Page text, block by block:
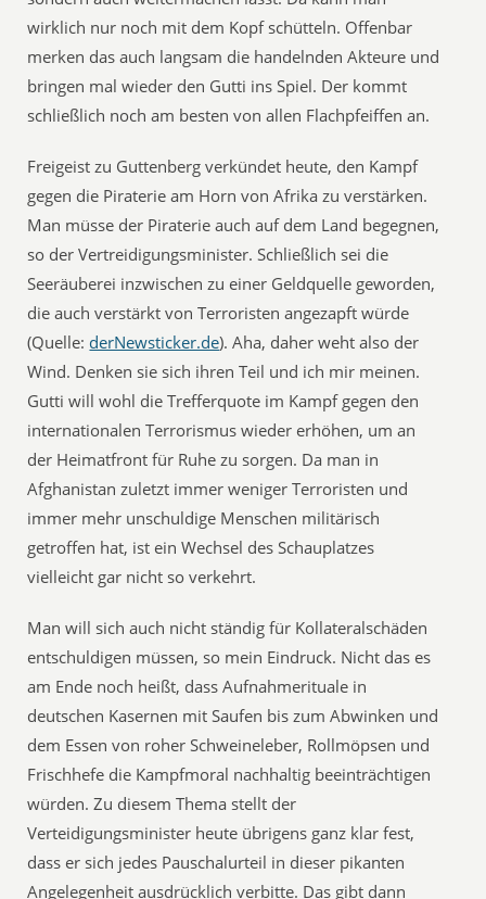
wirklich nur noch mit dem Kopf schütteln. Offenbar
merken das auch langsam die handelnden Akteure und
bringen mal wieder den Gutti ins Spiel. Der kommt
schließlich noch am besten von allen Flachpfeiffen an.
Freigeist zu Guttenberg verkündet heute, den Kampf
gegen die Piraterie am Horn von Afrika zu verstärken.
Man müsse der Piraterie auch auf dem Land begegnen,
so der Vertreidigungsminister. Schließlich sei die
Seeräuberei inzwischen zu einer Geldquelle geworden,
die auch verstärkt von Terroristen angezapft würde
(Quelle: derNewsticker.de). Aha, daher weht also der
Wind. Denken sie sich ihren Teil und ich mir meinen.
Gutti will wohl die Trefferquote im Kampf gegen den
internationalen Terrorismus wieder erhöhen, um an
der Heimatfront für Ruhe zu sorgen. Da man in
Afghanistan zuletzt immer weniger Terroristen und
immer mehr unschuldige Menschen militärisch
getroffen hat, ist ein Wechsel des Schauplatzes
vielleicht gar nicht so verkehrt.
Man will sich auch nicht ständig für Kollateralschäden
entschuldigen müssen, so mein Eindruck. Nicht das es
am Ende noch heißt, dass Aufnahmerituale in
deutschen Kasernen mit Saufen bis zum Abwinken und
dem Essen von roher Schweineleber, Rollmöpsen und
Frischhefe die Kampfmoral nachhaltig beeinträchtigen
würden. Zu diesem Thema stellt der
Verteidigungsminister heute übrigens ganz klar fest,
dass er sich jedes Pauschalurteil in dieser pikanten
Angelegenheit ausdrücklich verbitte. Das gibt dann